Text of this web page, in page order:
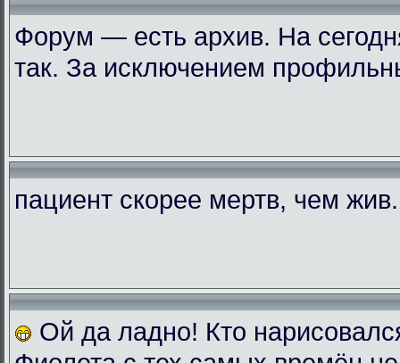
Форум — есть архив. На
так. За исключением
пациент скорее мертв, чем
Ой да ладно! Кто